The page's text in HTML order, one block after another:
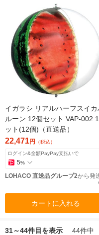
イガラシ リアルハーフスイカ
ルーン 12個セット VAP-002
ット(12個)（直送品）
22,471円 （税込）
ログイン&全額PayPay支払いで
5%
LOHACO 直送品グループ2から発
カートに入れる
31～44件目を表示
44件中